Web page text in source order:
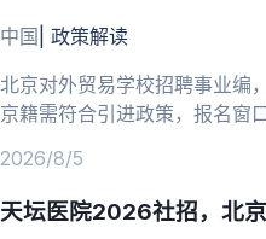
中国 政策解读
北京对外贸易学校招聘事业编
京籍需符合引进政策，报名窗
2026/8/5
天坛医院2026社招，北